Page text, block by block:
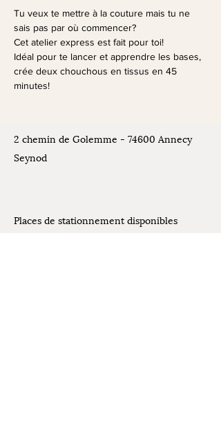
Tu veux te mettre à la couture mais tu ne
sais pas par où commencer?
Cet atelier express est fait pour toi!
Idéal pour te lancer et apprendre les bases,
crée deux chouchous en tissus en 45
minutes!
2 chemin de Golemme - 74600 Annecy
Seynod
Places de stationnement disponibles